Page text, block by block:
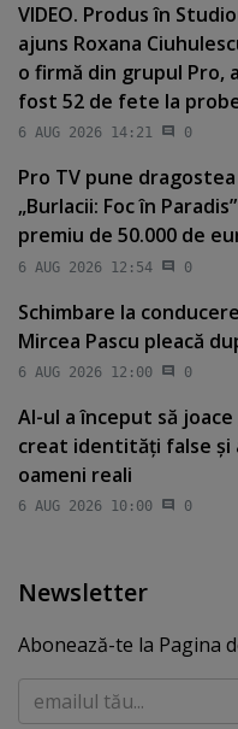
VIDEO. Produs în
ajuns Roxana
o firmă din grupul Pro,
fost 52 de fete la
6 AUG 2026 14:21 0
Pro TV pune
„Burlacii: Foc în
premiu de 50.000 de
6 AUG 2026 12:54 0
Schimbare la
Mircea Pascu pleacă
6 AUG 2026 12:00 0
AI-ul a început să joace
creat identităţi false şi
oameni reali
6 AUG 2026 10:00 0
Newsletter
Abonează-te la Pagina